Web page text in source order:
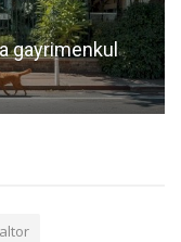
gayrimenkul